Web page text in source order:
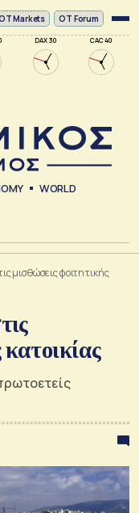
DAX 30 CAC 40
Markets OT Forum
WORLD
μισθώσεις φοιτητικής